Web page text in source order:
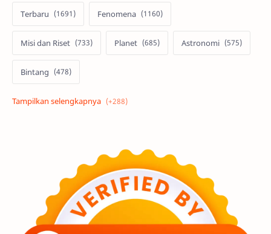
Terbaru Fenomena
Misi dan Riset Planet Astronomi
Bintang
Alam semesta Galaksi
Tata Surya Hype
Asteroid Observasi
Premium Komet Bulan